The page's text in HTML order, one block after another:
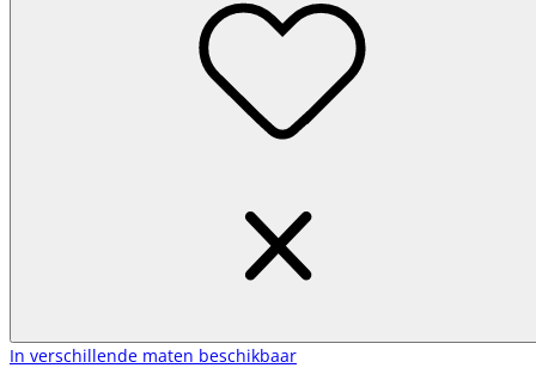
In verschillende maten beschikbaar